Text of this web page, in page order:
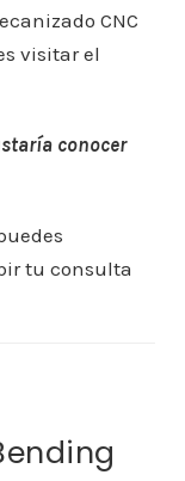
CNC
visitar el
conocer
tu consulta